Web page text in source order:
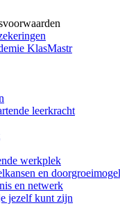
KlasMastr
leerkracht
werkplek
en
en netwerk
jezelf kunt zijn